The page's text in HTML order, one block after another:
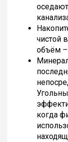
чистой
объём –
когда